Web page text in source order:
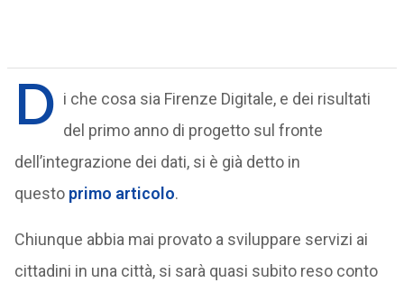
D i che cosa sia Firenze Digitale, e dei risultati
del primo anno di progetto sul fronte
dell’integrazione dei dati, si è già detto in
questo primo articolo.
Chiunque abbia mai provato a sviluppare servizi ai
cittadini in una città, si sarà quasi subito reso conto